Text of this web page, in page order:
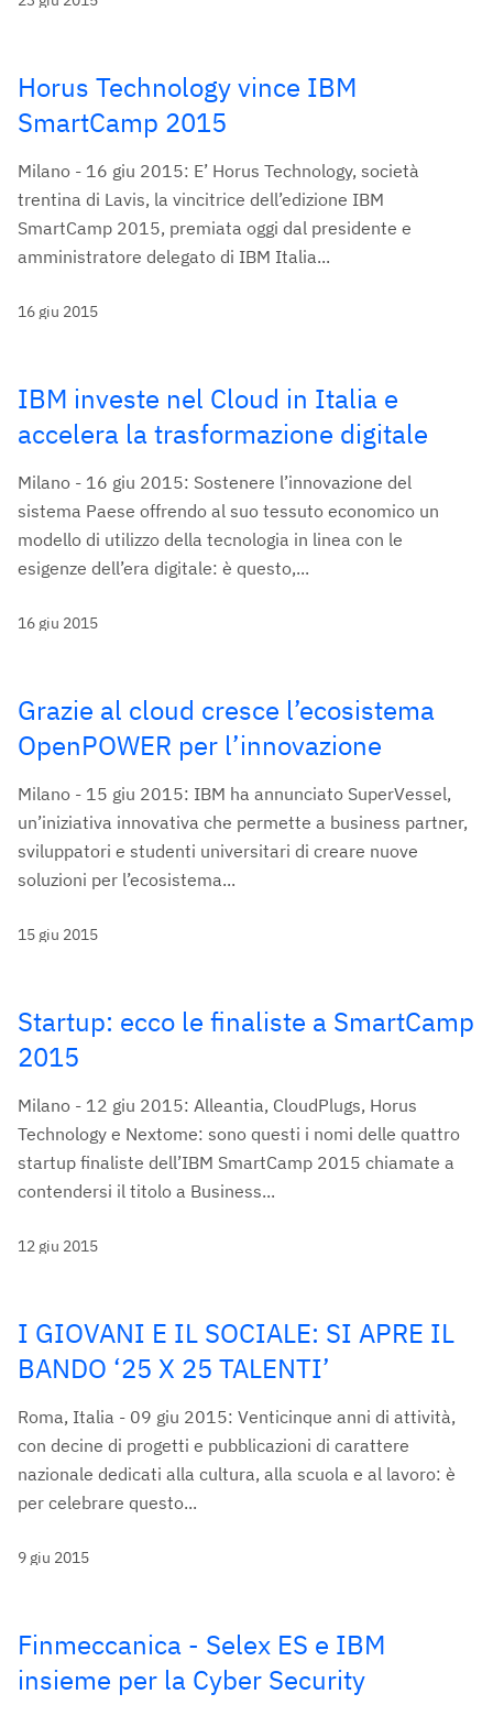
Horus Technology vince IBM
SmartCamp 2015
Milano - 16 giu 2015: E’ Horus Technology, società
trentina di Lavis, la vincitrice dell’edizione IBM
SmartCamp 2015, premiata oggi dal presidente e
amministratore delegato di IBM Italia...
16 giu 2015
IBM investe nel Cloud in Italia e
accelera la trasformazione digitale
Milano - 16 giu 2015: Sostenere l’innovazione del
sistema Paese offrendo al suo tessuto economico un
modello di utilizzo della tecnologia in linea con le
esigenze dell’era digitale: è questo,...
16 giu 2015
Grazie al cloud cresce l’ecosistema
OpenPOWER per l’innovazione
Milano - 15 giu 2015: IBM ha annunciato SuperVessel,
un’iniziativa innovativa che permette a business partner,
sviluppatori e studenti universitari di creare nuove
soluzioni per l’ecosistema...
15 giu 2015
Startup: ecco le finaliste a SmartCamp
2015
Milano - 12 giu 2015: Alleantia, CloudPlugs, Horus
Technology e Nextome: sono questi i nomi delle quattro
startup finaliste dell’IBM SmartCamp 2015 chiamate a
contendersi il titolo a Business...
12 giu 2015
I GIOVANI E IL SOCIALE: SI APRE IL
BANDO ‘25 X 25 TALENTI’
Roma, Italia - 09 giu 2015: Venticinque anni di attività,
con decine di progetti e pubblicazioni di carattere
nazionale dedicati alla cultura, alla scuola e al lavoro: è
per celebrare questo...
9 giu 2015
Finmeccanica - Selex ES e IBM
insieme per la Cyber Security